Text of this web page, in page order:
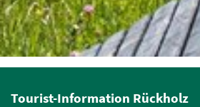
Tourist-Information Rückholz